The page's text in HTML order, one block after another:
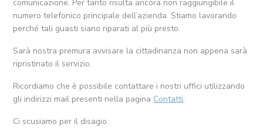
comunicazione. Per tanto risulta ancora non raggiungibile il
numero telefonico principale dell’azienda. Stiamo lavorando
perché tali guasti siano riparati al più presto.
Sarà nostra premura avvisare la cittadinanza non appena sarà
ripristinato il servizio.
Ricordiamo che è possibile contattare i nostri uffici utilizzando
gli indirizzi mail presenti nella pagina Contatti.
Ci scusiamo per il disagio.